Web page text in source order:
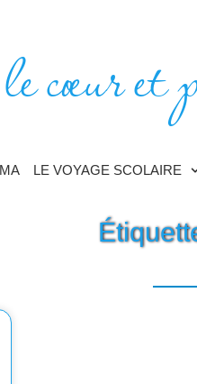
cœur et
LE VOYAGE SCOLAIRE